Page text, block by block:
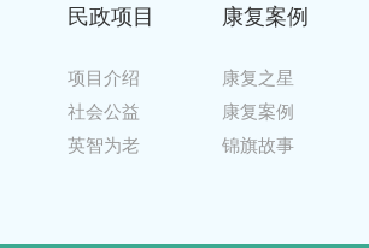
民政项目
项目介绍
社会公益
英智为老
康复案例
康复之星
康复案例
锦旗故事